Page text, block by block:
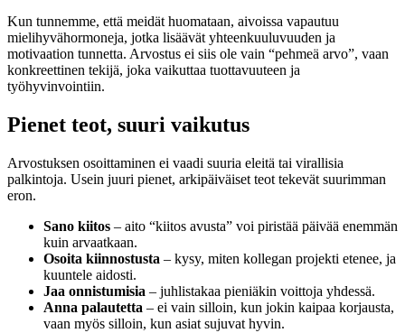
Kun tunnemme, että meidät huomataan, aivoissa vapautuu
mielihyvähormoneja, jotka lisäävät yhteenkuuluvuuden ja
motivaation tunnetta. Arvostus ei siis ole vain “pehmeä arvo”, vaan
konkreettinen tekijä, joka vaikuttaa tuottavuuteen ja
työhyvinvointiin.
Pienet teot, suuri vaikutus
Arvostuksen osoittaminen ei vaadi suuria eleitä tai virallisia
palkintoja. Usein juuri pienet, arkipäiväiset teot tekevät suurimman
eron.
Sano kiitos – aito “kiitos avusta” voi piristää päivää enemmän
kuin arvaatkaan.
Osoita kiinnostusta – kysy, miten kollegan projekti etenee, ja
kuuntele aidosti.
Jaa onnistumisia – juhlistakaa pieniäkin voittoja yhdessä.
Anna palautetta – ei vain silloin, kun jokin kaipaa korjausta,
vaan myös silloin, kun asiat sujuvat hyvin.